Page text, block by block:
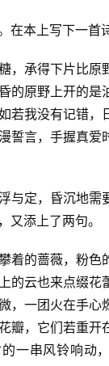
在本上写下一首
，承得下片比原
的原野上开的是
若我没有记错，
誓言，手握真爱
与定，昏沉地需
又添上了两句。
着的蔷薇，粉色
的云也来点缀花
，一团火在手心
瓣，它们若重开
一串风铃响动